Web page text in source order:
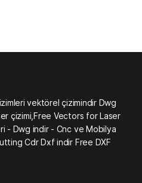
vektörel çizimindir Dwg
çizimi,Free Vectors for Laser
- Dwg indir - Cnc ve Mobilya
Cdr Dxf indir Free DXF